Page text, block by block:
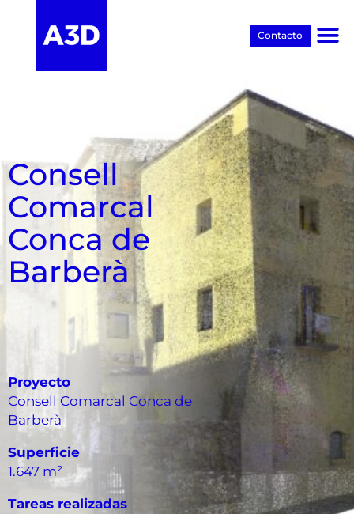
Contacto
Consell
Comarcal
Conca de
Barberà
Proyecto
Consell Comarcal Conca de
Barberà
Superficie
1.647 m²
Tareas realizadas